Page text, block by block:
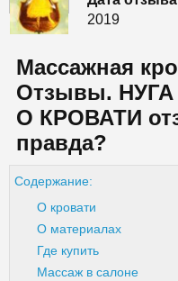
2019
Массажная
Отзывы.
О КРОВАТИ
правда?
Содержание:
О кровати
О материалах
Где купить
Массаж в салоне